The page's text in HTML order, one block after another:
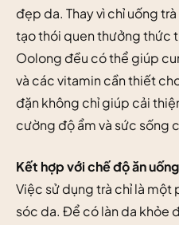
đẹp da. Thay vì chỉ uống
tạo thói quen thưởng thức
Oolong đều có thể giúp
và các vitamin cần thiết
đặn không chỉ giúp cải
cường độ ẩm và sức sống
Kết hợp với chế độ ăn
Việc sử dụng trà chỉ là một
sóc da. Để có làn da khỏe